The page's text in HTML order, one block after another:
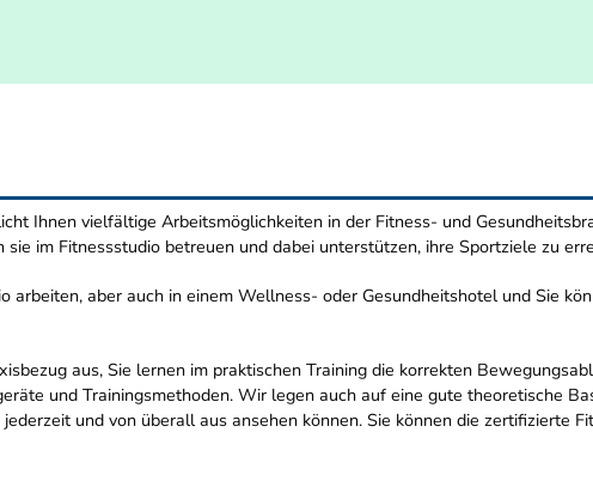
Ihnen vielfältige Arbeitsmöglichkeiten in der Fitness- und
im Fitnessstudio betreuen und dabei unterstützen, ihre Sportziele zu
arbeiten, aber auch in einem Wellness- oder Gesundheitshotel und Sie
aus, Sie lernen im praktischen Training die korrekten
und Trainingsmethoden. Wir legen auch auf eine gute theoretische
und von überall aus ansehen können. Sie können die zertifizierte